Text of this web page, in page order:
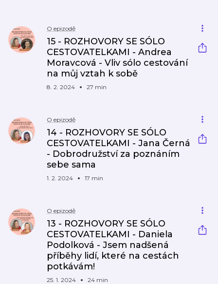
O epizodě
15 - ROZHOVORY SE SÓLO
CESTOVATELKAMI - Andrea
Moravcová - Vliv sólo cestování
na můj vztah k sobě
8. 2. 2024 27 min
O epizodě
14 - ROZHOVORY SE SÓLO
CESTOVATELKAMI - Jana Černá
- Dobrodružství za poznáním
sebe sama
1. 2. 2024 17 min
O epizodě
13 - ROZHOVORY SE SÓLO
CESTOVATELKAMI - Daniela
Podolková - Jsem nadšená
příběhy lidí, které na cestách
potkávám!
25. 1. 2024 24 min